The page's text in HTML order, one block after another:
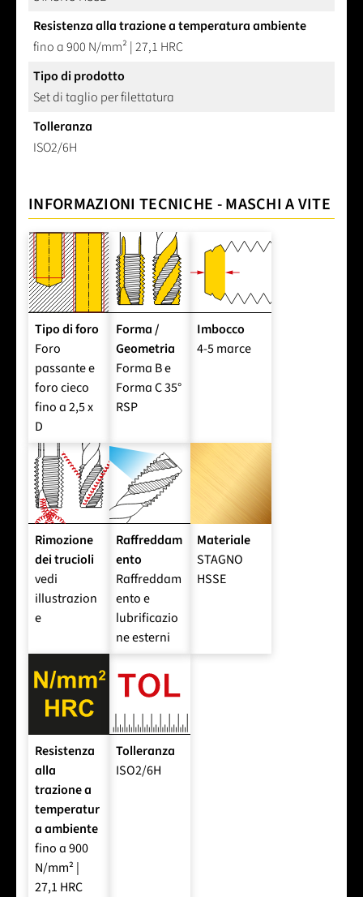
Resistenza alla trazione a temperatura ambiente
fino a 900 N/mm² | 27,1 HRC
Tipo di prodotto
Set di taglio per filettatura
Tolleranza
ISO2/6H
INFORMAZIONI TECNICHE - MASCHI A VITE
Tipo di foro
Foro
passante e
foro cieco
fino a 2,5 x
D
Forma /
Geometria
Forma B e
Forma C 35°
RSP
Imbocco
4-5 marce
Rimozione
dei trucioli
vedi
illustrazion
e
Raffreddam
ento
Raffreddam
ento e
lubrificazio
ne esterni
Materiale
STAGNO
HSSE
Resistenza
alla
trazione a
temperatur
a ambiente
fino a 900
N/mm² |
27,1 HRC
Tolleranza
ISO2/6H